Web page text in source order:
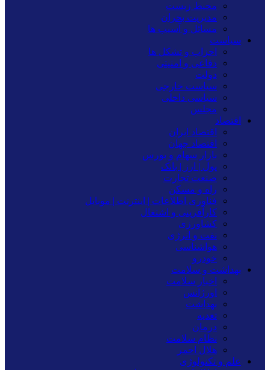
محیط زیست
مدیریت بحران
مسائل و آسیب ها
سیاست
احزاب و تشکل ها
دفاعی و امنیتی
دولت
سیاست خارجی
سیاسی داخلی
مجلس
اقتصاد
اقتصاد ایران
اقتصاد جهان
بازار سهام و بورس
پول | ارز | بانک
صنعت تجارت
راه و مسکن
فناوری اطلاعات | اینترنت | موبایل
کارآفرینی و اشتغال
کشاورزی
نفت و انرژی
هواشناسی
خودرو
بهداشت و سلامت
اخبار سلامت
اورژانس
بهداشت
تغدیه
درمان
نظام سلامت
هلال احمر
علم و تکنولوژی